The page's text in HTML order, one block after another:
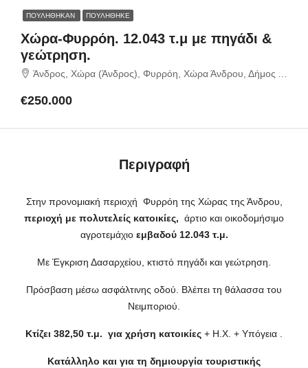
ΠΟΥΛΉΘΗΚΑΝ ΠΟΥΛΗΘΗΚΕ
Χώρα-Φυρρόη. 12.043 τ.μ με πηγάδι &
γεώτρηση.
Άνδρος, Χώρα (Άνδρος), Φυρρόη, Χώρα Άνδρου, Δήμος Άνδρου,
€250.000
Περιγραφή
Στην προνομιακή περιοχή Φυρρόη της Χώρας της Άνδρου,
περιοχή με πολυτελείς κατοικίες, άρτιο και οικοδομήσιμο
αγροτεμάχιο εμβαδού 12.043 τ.μ.
Με Έγκριση Δασαρχείου, κτιστό πηγάδι και γεώτρηση.
Πρόσβαση μέσω ασφάλτινης οδού. Βλέπει τη θάλασσα του
Νειμποριού.
Κτίζει 382,50 τ.μ. για χρήση κατοικίες + Η.Χ. + Υπόγεια .
Κατάλληλο και για τη δημιουργία τουριστικής